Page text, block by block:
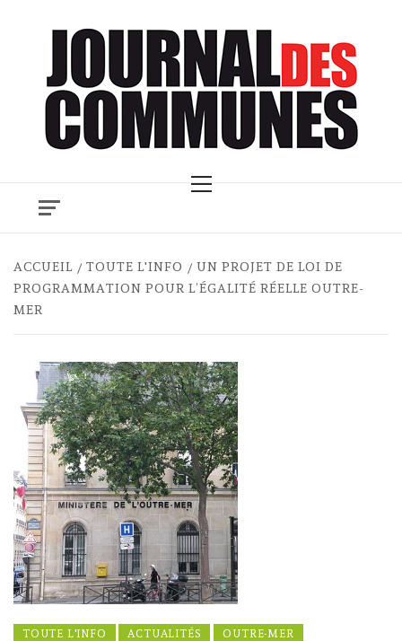
Menu
ACCUEIL TOUTE L'INFO
UN PROJET DE LOI DE
PROGRAMMATION POUR L’ÉGALITÉ RÉELLE OUTRE-
MER
TOUTE L'INFO ACTUALITÉS OUTRE-MER